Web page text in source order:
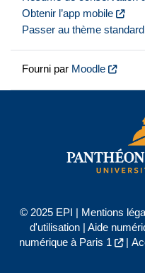
Obtenir l’app mobile
Passer au thème standard
Fourni par Moodle
© 2025 EPI | Mentions
d'utilisation| Aide
numérique à Paris 1
|